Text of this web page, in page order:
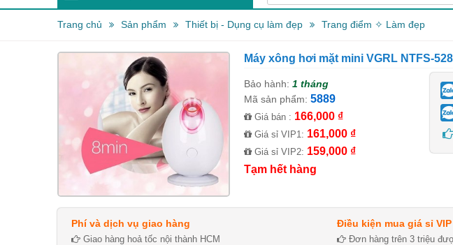
Trang chủ Sản phẩm Thiết bị - Dụng cụ làm đẹp Trang điểm ✧ Làm đẹp
Máy xông hơi mặt mini VGRL NTFS-528
Bảo hành: 1 tháng
Mã sản phẩm: 5889
Giá bán : 166,000 ₫
Giá sỉ VIP1: 161,000 ₫
Giá sỉ VIP2: 159,000 ₫
Tạm hết hàng
Phí và dịch vụ giao hàng
Giao hàng hoả tốc nội thành HCM
Điều kiện mua giá sỉ VIP
Đơn hàng trên 3 triệu